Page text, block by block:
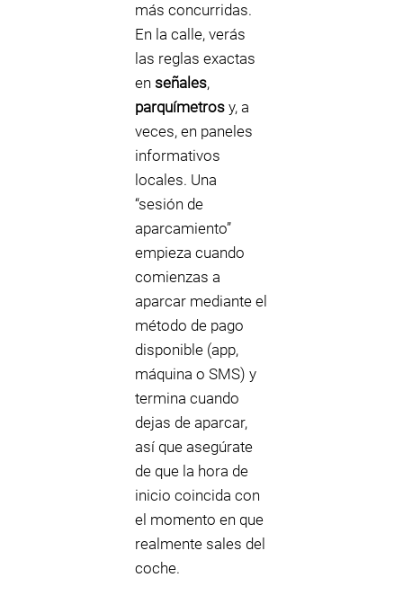
más concurridas.
En la calle, verás
las reglas exactas
en señales,
parquímetros y, a
veces, en paneles
informativos
locales. Una
“sesión de
aparcamiento”
empieza cuando
comienzas a
aparcar mediante el
método de pago
disponible (app,
máquina o SMS) y
termina cuando
dejas de aparcar,
así que asegúrate
de que la hora de
inicio coincida con
el momento en que
realmente sales del
coche.